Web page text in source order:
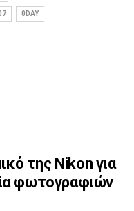
0DAY
της Nikon για
φωτογραφιών